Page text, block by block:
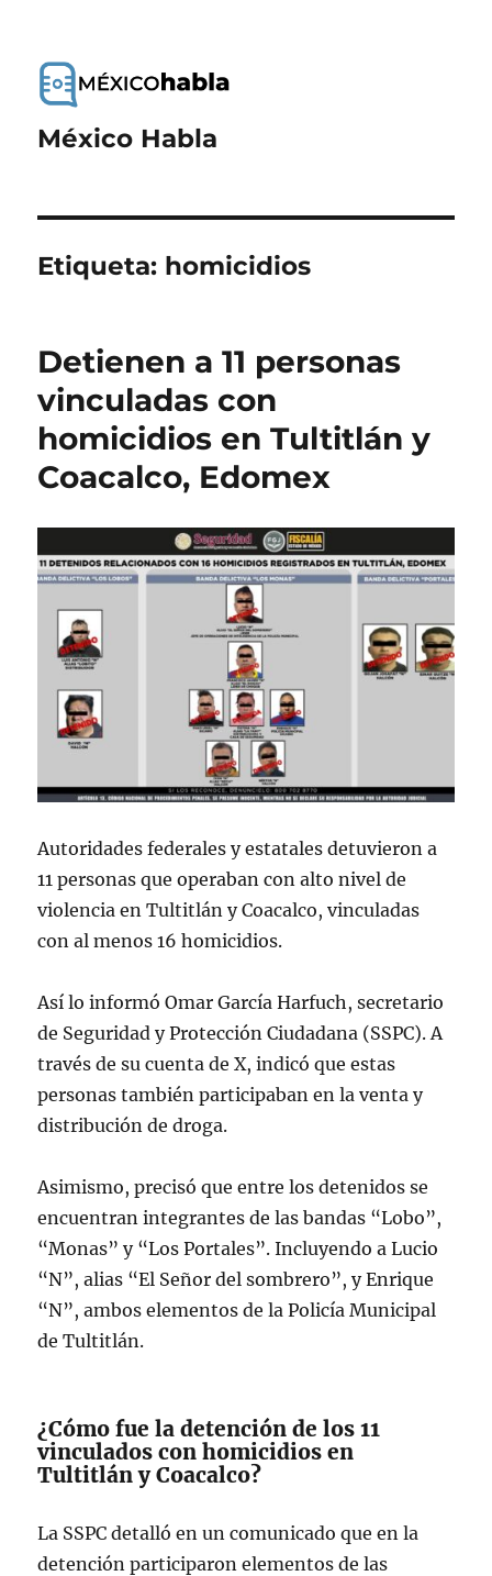
México Habla
Etiqueta: homicidios
Detienen a 11 personas
vinculadas con
homicidios en Tultitlán y
Coacalco, Edomex
Autoridades federales y estatales detuvieron a
11 personas que operaban con alto nivel de
violencia en Tultitlán y Coacalco, vinculadas
con al menos 16 homicidios.
Así lo informó Omar García Harfuch, secretario
de Seguridad y Protección Ciudadana (SSPC). A
través de su cuenta de X, indicó que estas
personas también participaban en la venta y
distribución de droga.
Asimismo, precisó que entre los detenidos se
encuentran integrantes de las bandas “Lobo”,
“Monas” y “Los Portales”. Incluyendo a Lucio
“N”, alias “El Señor del sombrero”, y Enrique
“N”, ambos elementos de la Policía Municipal
de Tultitlán.
¿Cómo fue la detención de los 11
vinculados con homicidios en
Tultitlán y Coacalco?
La SSPC detalló en un comunicado que en la
detención participaron elementos de las